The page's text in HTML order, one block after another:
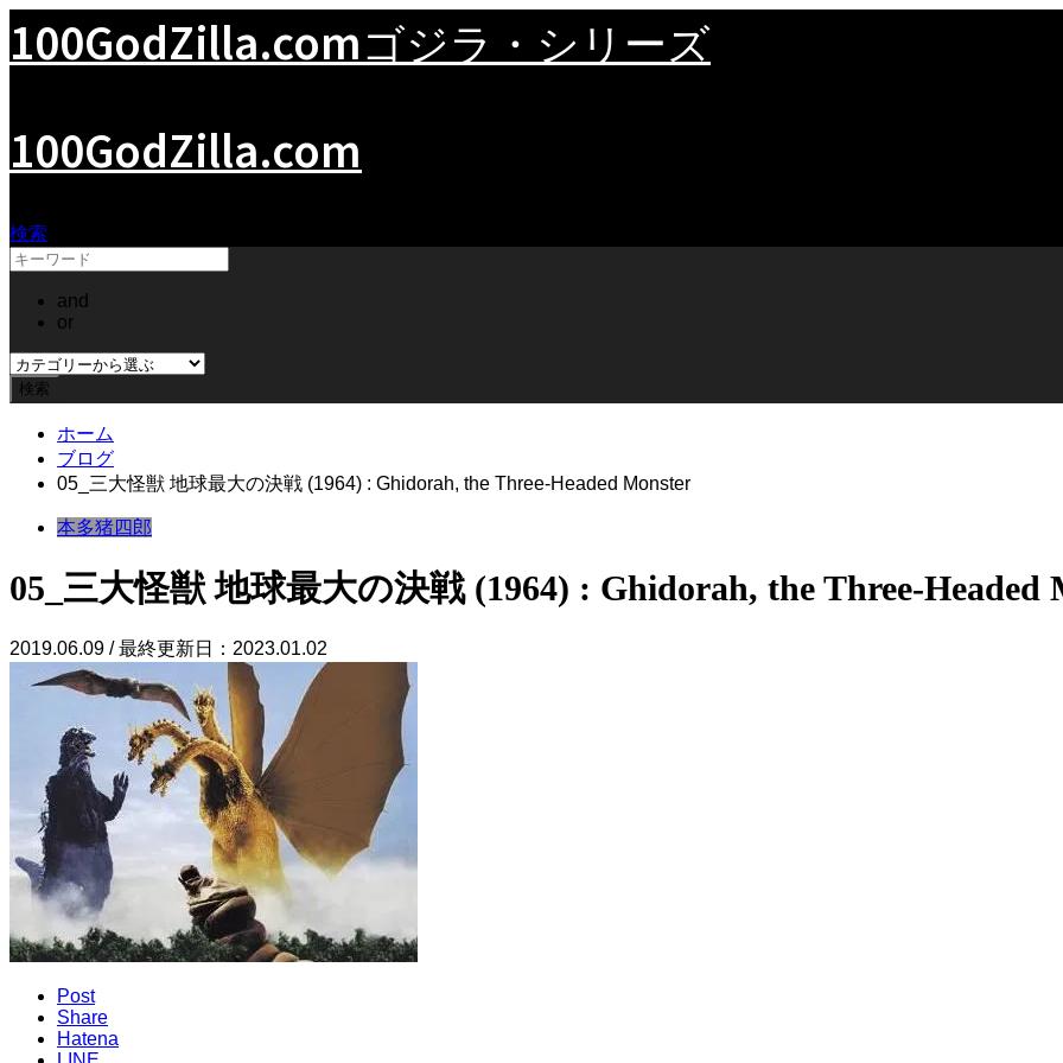
100GodZilla.comゴジラ・シリーズ
100GodZilla.com
検索
and
or
ホーム
ブログ
05_三大怪獣 地球最大の決戦 (1964) : Ghidorah, the Three-Headed Monster
本多猪四郎
05_三大怪獣 地球最大の決戦 (1964) : Ghidorah, the Three-Headed
2019.06.09 / 最終更新日：2023.01.02
Post
Share
Hatena